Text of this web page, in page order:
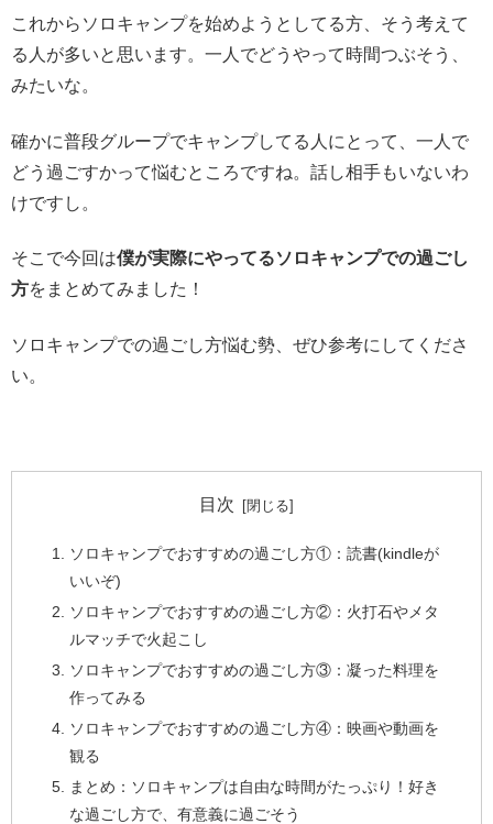
これからソロキャンプを始めようとしてる方、そう考えて
る人が多いと思います。一人でどうやって時間つぶそう、
みたいな。
確かに普段グループでキャンプしてる人にとって、一人で
どう過ごすかって悩むところですね。話し相手もいないわ
けですし。
そこで今回は僕が実際にやってるソロキャンプでの過ごし
方をまとめてみました！
ソロキャンプでの過ごし方悩む勢、ぜひ参考にしてくださ
い。
目次
ソロキャンプでおすすめの過ごし方①：読書(kindleが
いいぞ)
ソロキャンプでおすすめの過ごし方②：火打石やメタ
ルマッチで火起こし
ソロキャンプでおすすめの過ごし方③：凝った料理を
作ってみる
ソロキャンプでおすすめの過ごし方④：映画や動画を
観る
まとめ：ソロキャンプは自由な時間がたっぷり！好き
な過ごし方で、有意義に過ごそう